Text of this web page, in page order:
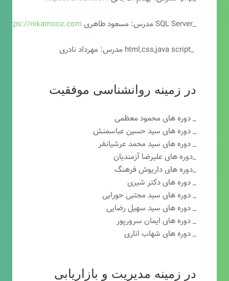
_SQL Server مدرس: مسعود طاهری
https://nikamooz.com
_html,css,java script مدرس: مهرداد نادری
در زمینه روانشناسی موفقیت
_ دوره های محمود معظمی
_ دوره های سید حسین عباسمنش
_ دوره های سید محمد عرشیانفر
_دوره های علیرضا آزمندیان
_دوره های داریوش فرهنگ
_ دوره های دکتر شیری
_ دوره های سید مجتبی حورایی
_ دوره های سید سهیل رضایی
_ دوره های ایمان سرورپور
_ دوره های شهاب اناری
در زمینه مدیریت و بازاریابی